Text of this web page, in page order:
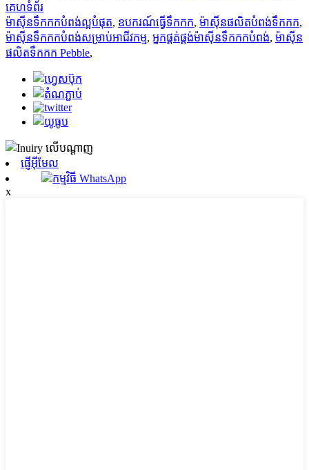
គេហទំព័រ
ម៉ាស៊ីនទឹកកកបំពង់ល្អបំផុត, ឧបករណ៍ធ្វើទឹកកក, ម៉ាស៊ីនផលិតបំពង់ទឹកកក,
ម៉ាស៊ីនទឹកកកបំពង់សម្រាប់អាជីវកម្ម, អ្នកផ្គត់ផ្គង់ម៉ាស៊ីនទឹកកកបំពង់, ម៉ាស៊ីន
ផលិតទឹកកក Pebble,
ផ្ញើអ៊ីមែល
កម្មវិធី WhatsApp
x